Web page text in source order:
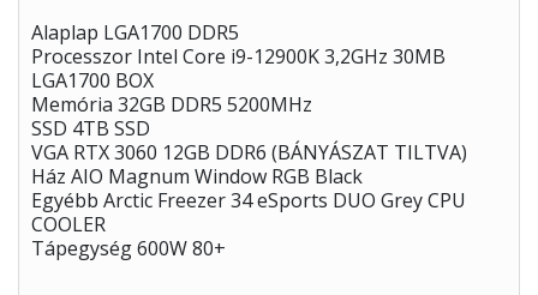
Alaplap LGA1700 DDR5
Processzor Intel Core i9-12900K 3,2GHz 30MB
LGA1700 BOX
Memória 32GB DDR5 5200MHz
SSD 4TB SSD
VGA RTX 3060 12GB DDR6 (BÁNYÁSZAT TILTVA)
Ház AIO Magnum Window RGB Black
Egyébb Arctic Freezer 34 eSports DUO Grey CPU
COOLER
Tápegység 600W 80+